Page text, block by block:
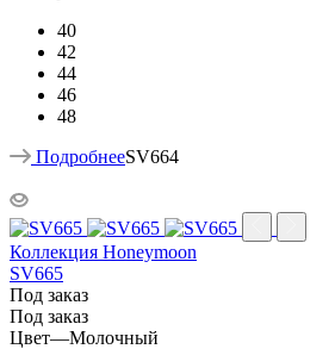
40
42
44
46
48
ПодробнееSV664
Коллекция Honeymoon
SV665
Под заказ
Под заказ
Цвет—Молочный